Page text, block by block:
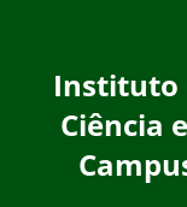
Instituto
Ciência